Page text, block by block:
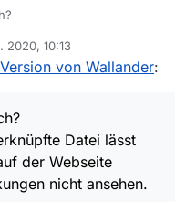
Datei lässt sich
Webseite aufgrund der
zutreffen wird. Speziell da
2020, 10:13
von Wallander:
Datei lässt
der Webseite
nicht ansehen.